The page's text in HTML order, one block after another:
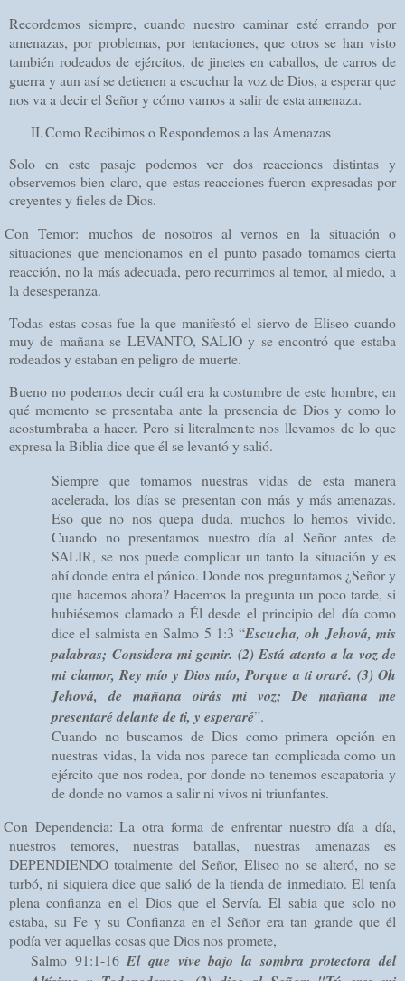
Recordemos siempre, cuando nuestro caminar esté errando por
amenazas, por problemas, por tentaciones, que otros se han visto
también rodeados de ejércitos, de jinetes en caballos, de carros de
guerra y aun así se detienen a escuchar la voz de Dios, a esperar que
nos va a decir el Señor y cómo vamos a salir de esta amenaza.
II.Como Recibimos o Respondemos a las Amenazas
Solo en este pasaje podemos ver dos reacciones distintas y
observemos bien claro, que estas reacciones fueron expresadas por
creyentes y fieles de Dios.
Con Temor: muchos de nosotros al vernos en la situación o
situaciones que mencionamos en el punto pasado tomamos cierta
reacción, no la más adecuada, pero recurrimos al temor, al miedo, a
la desesperanza.
Todas estas cosas fue la que manifestó el siervo de Eliseo cuando
muy de mañana se LEVANTO, SALIO y se encontró que estaba
rodeados y estaban en peligro de muerte.
Bueno no podemos decir cuál era la costumbre de este hombre, en
qué momento se presentaba ante la presencia de Dios y como lo
acostumbraba a hacer. Pero si literalmente nos llevamos de lo que
expresa la Biblia dice que él se levantó y salió.
Siempre que tomamos nuestras vidas de esta manera
acelerada, los días se presentan con más y más amenazas.
Eso que no nos quepa duda, muchos lo hemos vivido.
Cuando no presentamos nuestro día al Señor antes de
SALIR, se nos puede complicar un tanto la situación y es
ahí donde entra el pánico. Donde nos preguntamos ¿Señor y
que hacemos ahora? Hacemos la pregunta un poco tarde, si
hubiésemos clamado a Él desde el principio del día como
dice el salmista en Salmo 5 1:3 “Escucha, oh Jehová, mis
palabras; Considera mi gemir. (2) Está atento a la voz de
mi clamor, Rey mío y Dios mío, Porque a ti oraré. (3) Oh
Jehová, de mañana oirás mi voz;De mañana me
presentaré delante de ti, y esperaré”.
Cuando no buscamos de Dios como primera opción en
nuestras vidas, la vida nos parece tan complicada como un
ejército que nos rodea, por donde no tenemos escapatoria y
de donde no vamos a salir ni vivos ni triunfantes.
Con Dependencia: La otra forma de enfrentar nuestro día a día,
nuestros temores, nuestras batallas, nuestras amenazas es
DEPENDIENDO totalmente del Señor, Eliseo no se alteró, no se
turbó, ni siquiera dice que salió de la tienda de inmediato. El tenía
plena confianza en el Dios que el Servía. El sabia que solo no
estaba, su Fe y su Confianza en el Señor era tan grande que él
podía ver aquellas cosas que Dios nos promete,
Salmo 91:1-16El que vive bajo la sombra protectora del